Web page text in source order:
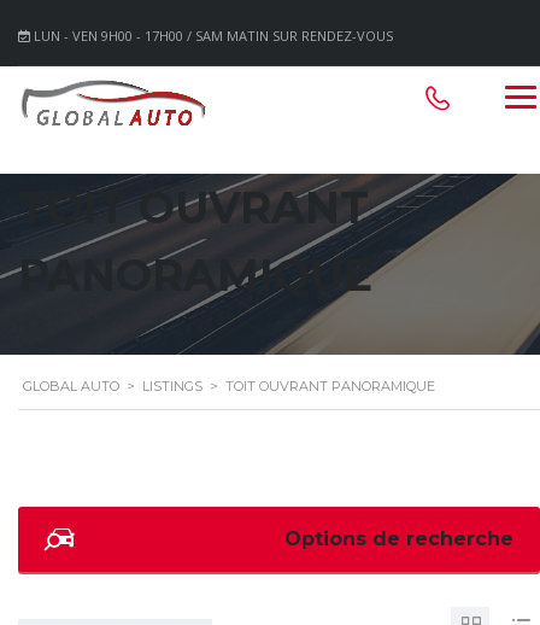
LUN - VEN 9H00 - 17H00 / SAM MATIN SUR RENDEZ-VOUS
TOIT OUVRANT
PANORAMIQUE
GLOBAL AUTO > LISTINGS > TOIT OUVRANT PANORAMIQUE
Options de recherche